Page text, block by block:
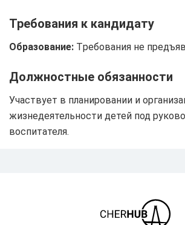
Требования к кандидату
Образование: Tребования не
Должностные обязанности
Участвует в планировании и
жизнедеятельности детей под
воспитателя.